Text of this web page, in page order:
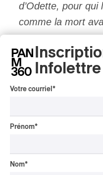
d’Odette, pour
comme la mort
Une idée
avouons-le. En fin
Cavallari,
dansé est
des princes et des
montrer un
Infolettre
Votre courriel *
Prénom*
Nom*